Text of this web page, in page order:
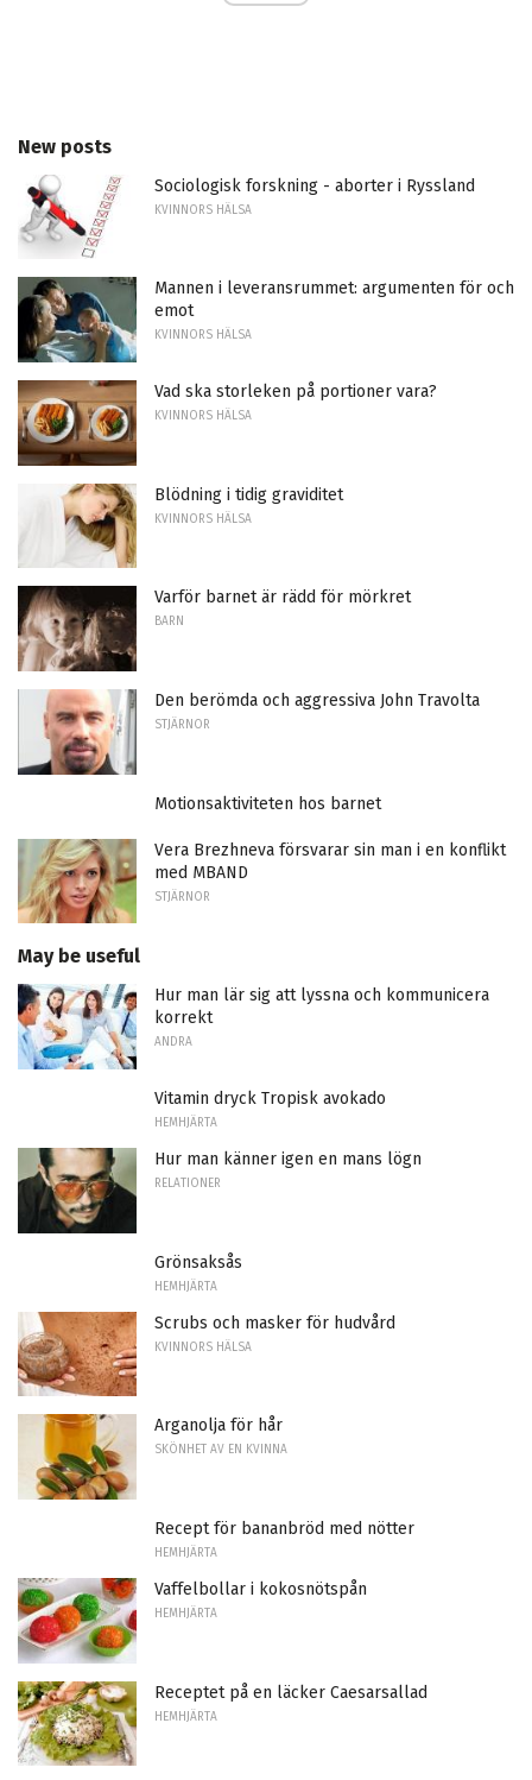
New posts
Sociologisk forskning - aborter i Ryssland
KVINNORS HÄLSA
Mannen i leveransrummet: argumenten för och
emot
KVINNORS HÄLSA
Vad ska storleken på portioner vara?
KVINNORS HÄLSA
Blödning i tidig graviditet
KVINNORS HÄLSA
Varför barnet är rädd för mörkret
BARN
Den berömda och aggressiva John Travolta
STJÄRNOR
Motionsaktiviteten hos barnet
Vera Brezhneva försvarar sin man i en konflikt
med MBAND
STJÄRNOR
May be useful
Hur man lär sig att lyssna och kommunicera
korrekt
ANDRA
Vitamin dryck Tropisk avokado
HEMHJÄRTA
Hur man känner igen en mans lögn
RELATIONER
Grönsaksås
HEMHJÄRTA
Scrubs och masker för hudvård
KVINNORS HÄLSA
Arganolja för hår
SKÖNHET AV EN KVINNA
Recept för bananbröd med nötter
HEMHJÄRTA
Vaffelbollar i kokosnötspån
HEMHJÄRTA
Receptet på en läcker Caesarsallad
HEMHJÄRTA